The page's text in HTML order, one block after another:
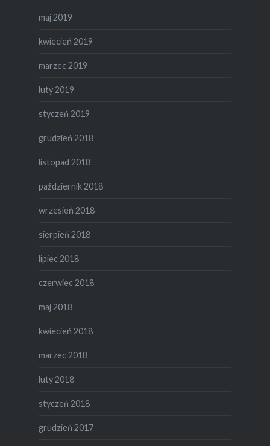
maj 2019
kwiecień 2019
marzec 2019
luty 2019
styczeń 2019
grudzień 2018
listopad 2018
październik 2018
wrzesień 2018
sierpień 2018
lipiec 2018
czerwiec 2018
maj 2018
kwiecień 2018
marzec 2018
luty 2018
styczeń 2018
grudzień 2017